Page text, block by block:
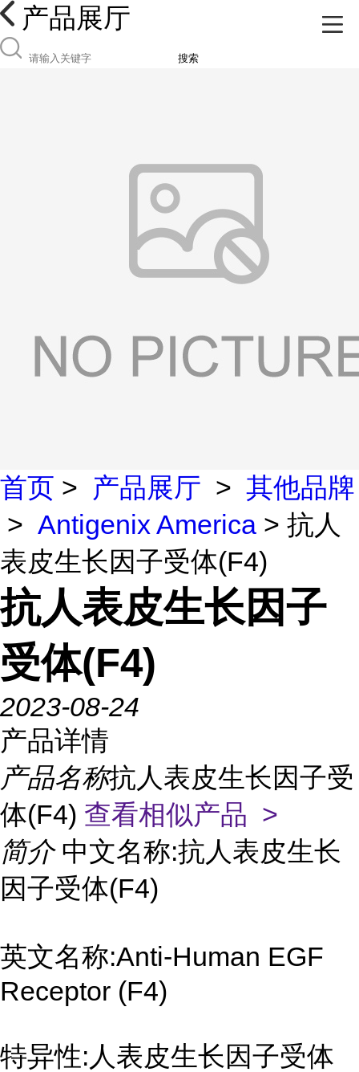
产品展厅
搜索
首页 > 产品展厅 > 其他品牌
> Antigenix America > 抗人
表皮生长因子受体(F4)
抗人表皮生长因子
受体(F4)
2023-08-24
产品详情
产品名称抗人表皮生长因子受
体(F4) 查看相似产品 >
简介 中文名称:抗人表皮生长
因子受体(F4)
英文名称:Anti-Human EGF
Receptor (F4)
特异性:人表皮生长因子受体